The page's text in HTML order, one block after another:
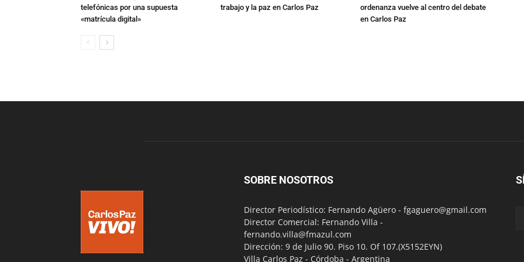
telefónicas por una supuesta
«matrícula digital»
trabajo y la paz en Carlos Paz
ordenanza vuelve al centro del debate
en Carlos Paz
SOBRE NOSOTROS
Director Periodístico: Fernando Agüero - fgaguero@gmail.com
Director Comercial: Fernando Villa -
fernando.villa@fmazul.com
Dirección: 9 de Julio 90. Piso 10. Of 107.(X5152EYN)
Villa Carlos Paz - Córdoba - Argentina